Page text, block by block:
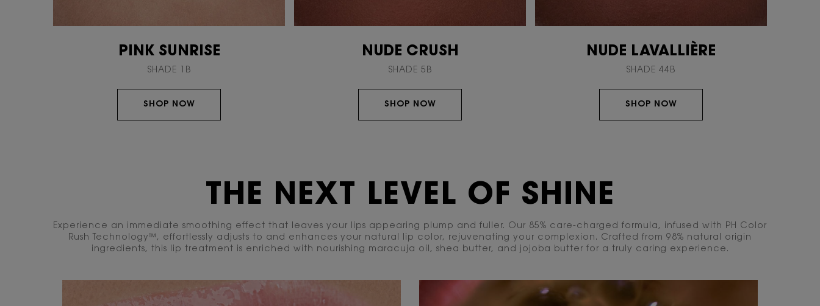
PINK SUNRISE
SHADE 1B
SHOP NOW
NUDE CRUSH
SHADE 5B
SHOP NOW
NUDE LAVALLIÈRE
SHADE 44B
SHOP NOW
THE NEXT LEVEL OF SHINE
Experience an immediate smoothing effect that leaves your lips appearing plump and fuller. Our 85% care-charged formula, infused with PH Color
Rush Technology™, effortlessly adjusts to and enhances your natural lip color, rejuvenating your complexion. Crafted from 98% natural origin
ingredients, this lip treatment is enriched with nourishing maracuja oil, shea butter, and jojoba butter for a truly caring experience.